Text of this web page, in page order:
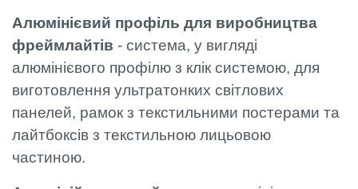
Алюмінієвий профіль для виробництва
фреймлайтів - система, у вигляді
алюмінієвого профілю з клік системою, для
виготовлення ультратонких світлових
панелей, рамок з текстильними постерами та
лайтбоксів з текстильною лицьовою
частиною.